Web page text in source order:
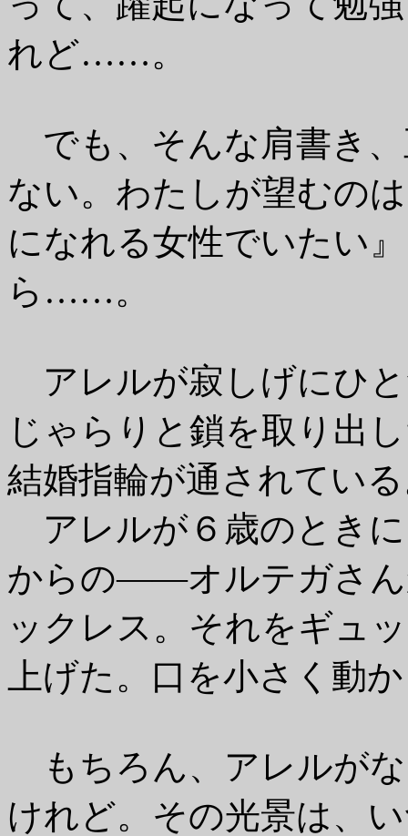
れど……。
でも、そんな肩書き
ない。わたしが望むの
になれる女性でいたい
ら……。
アレルが寂しげにひ
じゃらりと鎖を取り出
結婚指輪が通されてい
アレルが６歳のとき
からの――オルテガさん
ックレス。それをギュ
上げた。口を小さく動
もちろん、アレルが
けれど。その光景は、